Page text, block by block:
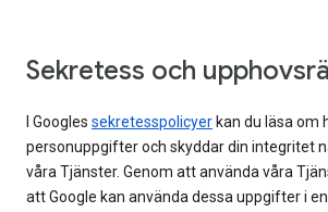
Sekretess och
I Googles sekretesspolicyer kan du läsa om
personuppgifter och skyddar din integritet
våra Tjänster. Genom att använda våra
att Google kan använda dessa uppgifter i